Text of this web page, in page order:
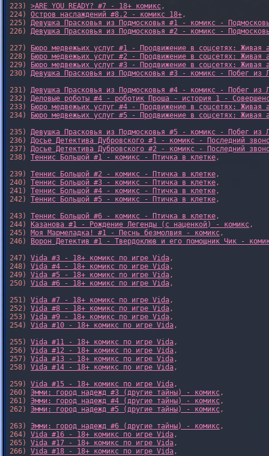
223) >ARE YOU READY? #7 - 18+ комикс,
224) Остров наслаждений #8.2 - комикс 18+,
225) Девушка Прасковья из Подмосковья #1 - комикс -
226) Девушка Прасковья из Подмосковья #2 - комикс -
227)
Бюро медвежьих услуг #1 - Продвижение в соцсетях: Живая
228)
Бюро медвежьих услуг #2 - Продвижение в соцсетях: Живая
229)
Бюро медвежьих услуг #3 - Продвижение в соцсетях: Живая
230) Девушка Прасковья из Подмосковья #3 - комикс - Побег из
231) Девушка Прасковья из Подмосковья #4 - комикс - Побег из
232) Деловые роботы #4 - роботик Проша - история 1 -
233)
Бюро медвежьих услуг #4 - Продвижение в соцсетях: Живая
234)
Бюро медвежьих услуг #5 - Продвижение в соцсетях: Живая
235) Девушка Прасковья из Подмосковья #5 - комикс - Побег из
236) Досье Детектива Дубровского #1 - комикс - Последний
237) Досье Детектива Дубровского #2 - комикс - Последний
238) Теннис Большой #1 - комикс - Птичка в клетке,
239) Теннис Большой #2 - комикс - Птичка в клетке,
240) Теннис Большой #3 - комикс - Птичка в клетке,
241) Теннис Большой #4 - комикс - Птичка в клетке,
242) Теннис Большой #5 - комикс - Птичка в клетке,
243) Теннис Большой #6 - комикс - Птичка в клетке,
244)
Казанова #1 - Рождение Легенды (с наценкой) - комикс,
245) Моя Мармеладка! #1 - Песнь безмолвия - комикс,
246)
Ворон Детектив #1 - Твердоклюв и его помощник Чик -
247) Vida #3 - 18+ комикс по игре Vida,
248) Vida #4 - 18+ комикс по игре Vida,
249) Vida #5 - 18+ комикс по игре Vida,
250) Vida #6 - 18+ комикс по игре Vida,
251) Vida #7 - 18+ комикс по игре Vida,
252) Vida #8 - 18+ комикс по игре Vida,
253) Vida #9 - 18+ комикс по игре Vida,
254) Vida #10 - 18+ комикс по игре Vida,
255) Vida #11 - 18+ комикс по игре Vida,
256) Vida #12 - 18+ комикс по игре Vida,
257) Vida #13 - 18+ комикс по игре Vida,
258) Vida #14 - 18+ комикс по игре Vida,
259) Vida #15 - 18+ комикс по игре Vida,
260) Эмми: город надежд #3 (другие тайны) - комикс,
261) Эмми: город надежд #4 (другие тайны) - комикс,
262) Эмми: город надежд #5 (другие тайны) - комикс,
263) Эмми: город надежд #6 (другие тайны) - комикс,
264) Vida #16 - 18+ комикс по игре Vida,
265) Vida #17 - 18+ комикс по игре Vida,
266) Vida #18 - 18+ комикс по игре Vida,